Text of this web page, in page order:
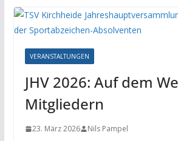
VERANSTALTUNGEN
JHV 2026: Auf dem
Mitgliedern
23. März 2026 Nils Pampel